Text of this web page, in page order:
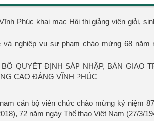
Phúc khai mạc Hội thi giảng viên giỏi,
và nghiệp vụ sư phạm chào mừng 68 năm
QUYẾT ĐỊNH SÁP NHẬP, BÀN GIAO
CAO ĐẲNG VĨNH PHÚC
cán bộ viên chức chào mừng kỷ niệm
72 năm ngày Thể thao Việt Nam (27/3/